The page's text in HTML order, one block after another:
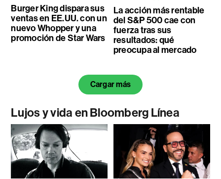
Burger King dispara sus
ventas en EE.UU. con un
nuevo Whopper y una
promoción de Star Wars
La acción más rentable
del S&P 500 cae con
fuerza tras sus
resultados: qué
preocupa al mercado
Cargar más
Lujos y vida en Bloomberg Línea